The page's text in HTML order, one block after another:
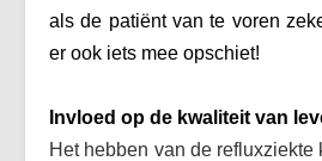
als de patiënt van te voren
er ook iets mee opschiet!
Invloed op de kwaliteit van
Het hebben van de refluxziekte